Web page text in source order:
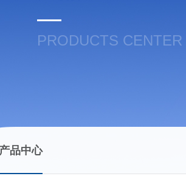
PRODUCTS CENTER
产品中心